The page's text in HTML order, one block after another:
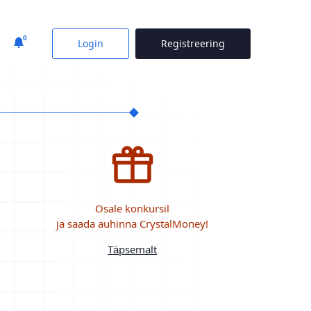
0 Login Registreering
Osale konkursil
ja saada auhinna CrystalMoney!
Täpsemalt